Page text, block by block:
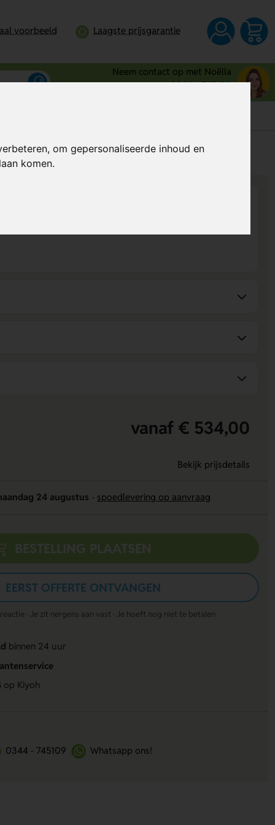
om gepersonaliseerde inhoud en
komen.
voorbeeld Laagste prijsgarantie
Neem contact op met Noëlla
0344 - 745109
Al vanaf€ 2,80 per stuk (excl. BTW)
vanaf € 534,00
Bekijk prijsdetails
24 augustus spoedlevering op aanvraag
BESTELLING PLAATSEN
EERST OFFERTE ONTVANGEN
· Je zit nergens aan vast · Je hoeft nog niet te betalen
binnen 24 uur
op Kiyoh
0344 - 745109 Whatsapp ons!